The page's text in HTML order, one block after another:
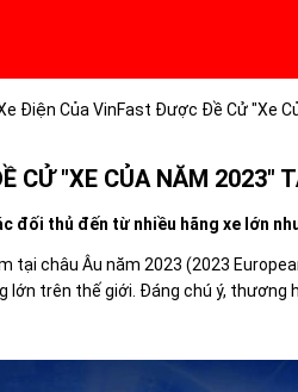
Điện Của VinFast Được Đề Cử "Xe
CỬ "XE CỦA NĂM 2023"
đối thủ đến từ nhiều hãng xe lớn
tại châu Âu năm 2023 (2023
lớn trên thế giới. Đáng chú ý, thương